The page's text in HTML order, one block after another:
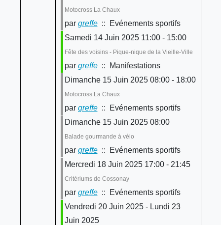
Motocross La Chaux
par greffe:: Evénements sportifs
Samedi 14 Juin 2025 11:00 - 15:00
Fête des voisins - Pique-nique de la Vieille-Ville
par greffe:: Manifestations
Dimanche 15 Juin 2025 08:00 - 18:00
Motocross La Chaux
par greffe:: Evénements sportifs
Dimanche 15 Juin 2025 08:00
Balade gourmande à vélo
par greffe:: Evénements sportifs
Mercredi 18 Juin 2025 17:00 - 21:45
Critériums de Cossonay
par greffe:: Evénements sportifs
Vendredi 20 Juin 2025 - Lundi 23
Juin 2025